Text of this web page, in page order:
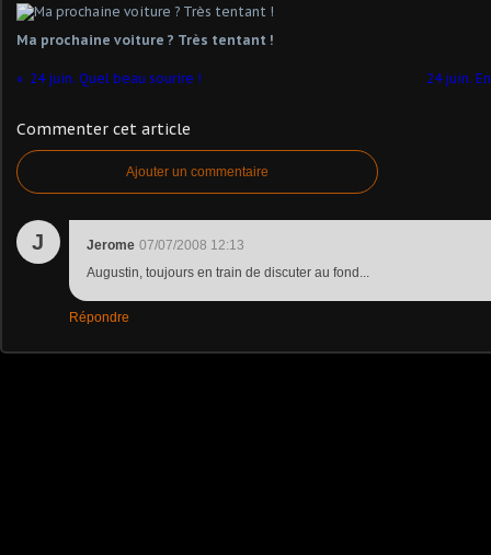
Ma prochaine voiture ? Très tentant !
24 juin. Quel beau sourire ! 24 juin.
Commenter cet article
Ajouter un commentaire
J Jerome 07/07/2008 12:13
Augustin, toujours en train de discuter au fond...
Répondre